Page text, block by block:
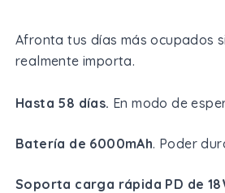
Afronta tus días más ocupados
realmente importa.
Hasta 58 días. En modo de
Batería de 6000mAh. Poder
Soporta carga rápida PD de